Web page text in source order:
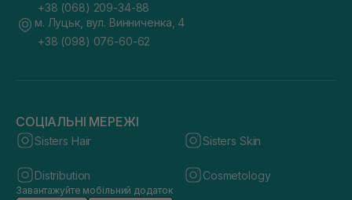
+38 (068) 209-34-88
м. Луцьк, вул. Винниченка, 4
+38 (098) 076-60-62
СОЦІАЛЬНІ МЕРЕЖІ
Sisters Hair Sisters Skin
Distribution Cosmetology
Завантажуйте мобільний додаток